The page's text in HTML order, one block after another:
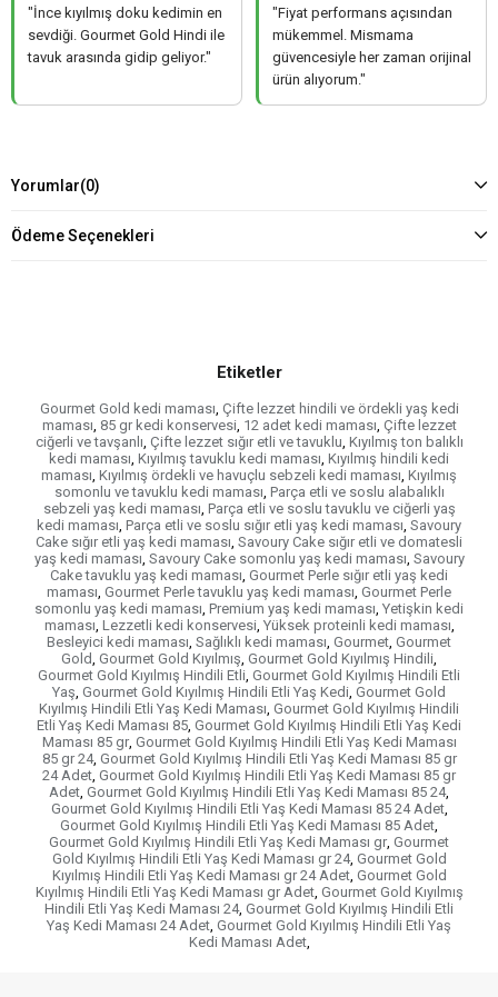
"İnce kıyılmış doku kedimin en
sevdiği. Gourmet Gold Hindi ile
tavuk arasında gidip geliyor."
"Fiyat performans açısından
mükemmel. Mismama
güvencesiyle her zaman orijinal
ürün alıyorum."
Yorumlar(0)
Ödeme Seçenekleri
Etiketler
Gourmet Gold kedi maması Çifte lezzet hindili ve ördekli yaş kedi
maması 85 gr kedi konservesi 12 adet kedi maması Çifte lezzet
ciğerli ve tavşanlı Çifte lezzet sığır etli ve tavuklu Kıyılmış ton balıklı
kedi maması Kıyılmış tavuklu kedi maması Kıyılmış hindili kedi
maması Kıyılmış ördekli ve havuçlu sebzeli kedi maması Kıyılmış
somonlu ve tavuklu kedi maması Parça etli ve soslu alabalıklı
sebzeli yaş kedi maması Parça etli ve soslu tavuklu ve ciğerli yaş
kedi maması Parça etli ve soslu sığır etli yaş kedi maması Savoury
Cake sığır etli yaş kedi maması Savoury Cake sığır etli ve domatesli
yaş kedi maması Savoury Cake somonlu yaş kedi maması Savoury
Cake tavuklu yaş kedi maması Gourmet Perle sığır etli yaş kedi
maması Gourmet Perle tavuklu yaş kedi maması Gourmet Perle
somonlu yaş kedi maması Premium yaş kedi maması Yetişkin kedi
maması Lezzetli kedi konservesi Yüksek proteinli kedi maması
Besleyici kedi maması Sağlıklı kedi maması Gourmet Gourmet
Gold Gourmet Gold Kıyılmış Gourmet Gold Kıyılmış Hindili
Gourmet Gold Kıyılmış Hindili Etli Gourmet Gold Kıyılmış Hindili Etli
Yaş Gourmet Gold Kıyılmış Hindili Etli Yaş Kedi Gourmet Gold
Kıyılmış Hindili Etli Yaş Kedi Maması Gourmet Gold Kıyılmış Hindili
Etli Yaş Kedi Maması 85 Gourmet Gold Kıyılmış Hindili Etli Yaş Kedi
Maması 85 gr, Gourmet Gold Kıyılmış Hindili Etli Yaş Kedi Maması
85 gr 24, Gourmet Gold Kıyılmış Hindili Etli Yaş Kedi Maması 85 gr
24 Adet Gourmet Gold Kıyılmış Hindili Etli Yaş Kedi Maması 85 gr
Adet Gourmet Gold Kıyılmış Hindili Etli Yaş Kedi Maması 85 24,
Gourmet Gold Kıyılmış Hindili Etli Yaş Kedi Maması 85 24 Adet,
Gourmet Gold Kıyılmış Hindili Etli Yaş Kedi Maması 85 Adet
Gourmet Gold Kıyılmış Hindili Etli Yaş Kedi Maması gr Gourmet
Gold Kıyılmış Hindili Etli Yaş Kedi Maması gr 24, Gourmet Gold
Kıyılmış Hindili Etli Yaş Kedi Maması gr 24 Adet, Gourmet Gold
Kıyılmış Hindili Etli Yaş Kedi Maması gr Adet, Gourmet Gold Kıyılmış
Hindili Etli Yaş Kedi Maması 24, Gourmet Gold Kıyılmış Hindili Etli
Yaş Kedi Maması 24 Adet Gourmet Gold Kıyılmış Hindili Etli Yaş
Kedi Maması Adet,